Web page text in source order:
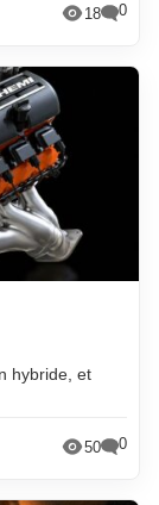
18 0
hybride, et
50 0